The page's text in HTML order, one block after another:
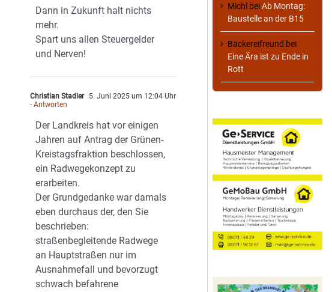
Dann in Zukunft halt nichts
mehr.
Spart uns allen Steuergelder
und Nerven!
Christian Stadler
5. Juni 2025 um 12:04 Uhr
- Antworten
Der Landkreis hat vor einigen
Jahren auf Antrag der Grünen-
Kreistagsfraktion beschlossen,
ein Radwegekonzept zu
erarbeiten.
Der Grundgedanke war damals
eben durchaus der, den Sie
beschrieben:
straßenbegleitende Radwege
an Hauptstraßen nur im
Ausnahmefall und bevorzugt
schwach befahrene
Michl beiAb Montag:
Baustelle an der B15
Bäckereifreund bei
Eine Ära ist zu Ende in
Rott